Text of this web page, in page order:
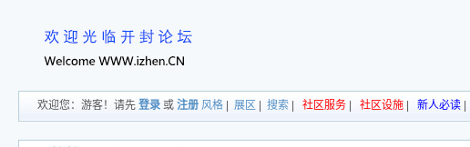
欢迎您：游客！请先登录 或注册 风格 |展区 |搜索 社区服务 社区设施 新人必读